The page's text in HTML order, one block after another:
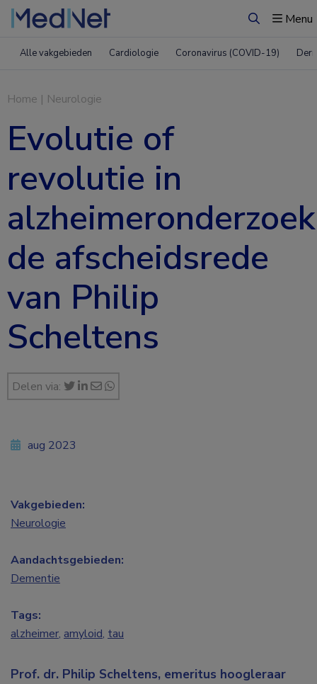
ZoekenMenu
Alle vakgebieden Cardiologie Coronavirus (COVID-19)
Home | Neurologie
Evolutie of
revolutie in
de afscheidsrede
van Philip
Scheltens
Delen via:
Prof. dr. Philip Scheltens, emeritus hoogleraar
aug 2023
Vakgebieden:
Neurologie
Aandachtsgebieden:
Dementie
Tags:
alzheimer, amyloid, tau